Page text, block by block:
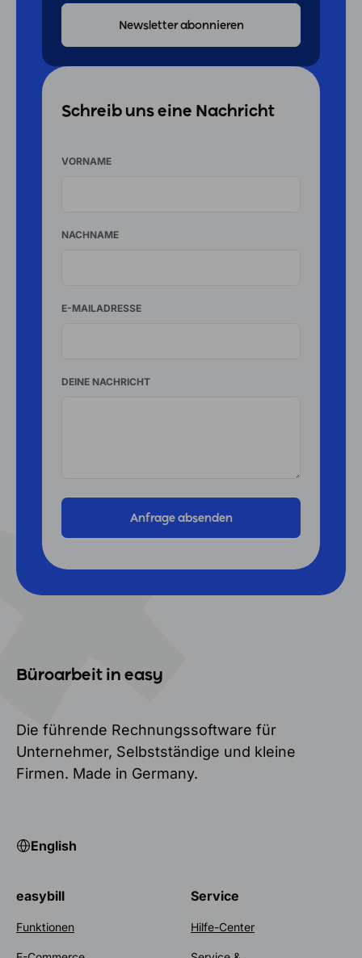
Schreib uns eine Nachricht
VORNAME
NACHNAME
E-MAILADRESSE
DEINE NACHRICHT
Büroarbeit in easy
Die führende Rechnungssoftware für
Unternehmer, Selbstständige und kleine
Firmen. Made in Germany.
English
easybill
Funktionen
Service
Hilfe-Center